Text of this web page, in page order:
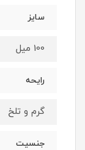
سایز
100 میل
رایحه
گرم و تلخ
جنسیت